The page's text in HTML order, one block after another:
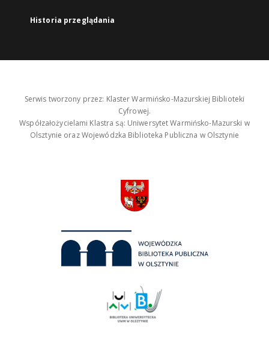
Historia przeglądania
Serwis tworzony przez: Klaster Warmińsko-Mazurskiej Biblioteki
Cyfrowej.
Współzałożycielami Klastra są: Uniwersytet Warmińsko-Mazurski w
Olsztynie oraz Wojewódzka Biblioteka Publiczna w Olsztynie